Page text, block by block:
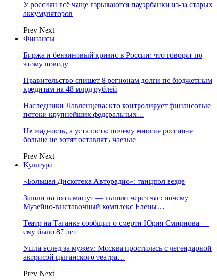
У россиян всё чаще взрываются пауэрбанки из-за старых
аккумуляторов
Prev Next
Финансы
Биржа и бензиновый кризис в России: что говорят по
этому поводу
Правительство спишет 8 регионам долги по бюджетным
кредитам на 48 млрд рублей
Наследники Лавленцева: кто контролирует финансовые
потоки крупнейших федеральных…
Не жадность, а усталость: почему многие россияне
больше не хотят оставлять чаевые
Prev Next
Культура
«Большая Дискотека Авторадио»: танцпол везде
Зашли на пять минут — вышли через час: почему
Музейно-выставочный комплекс Елены…
Театр на Таганке сообщил о смерти Юрия Смирнова —
ему было 87 лет
Ушла вслед за мужем: Москва простилась с легендарной
актрисой цыганского театра…
Prev Next